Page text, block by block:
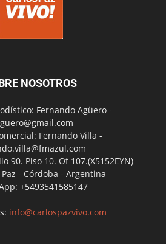
NOSOTROS
Fernando Agüero -
Fernando Villa -
90. Piso 10. Of 107.(X5152EYN)
- Córdoba - Argentina
+5493541585147
info@carlospazvivo.com